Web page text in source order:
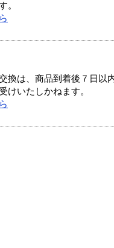
。
換は、商品到着後７日
けいたしかねます。